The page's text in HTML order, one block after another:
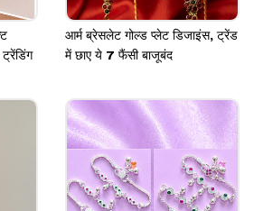
आर्म ब्रेसलेट गोल्ड प्लेट डिजाइंस, ट्रेंड
में छाए ये 7 फैंसी बाजूबंद